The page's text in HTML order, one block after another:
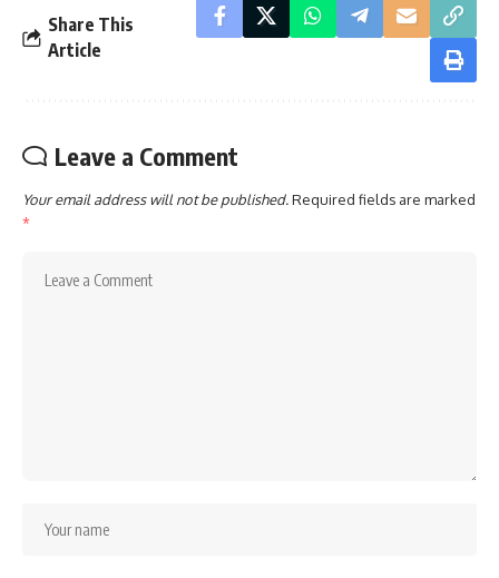
Share This
Article
Leave a Comment
Your email address will not be published.Required fields are marked
*